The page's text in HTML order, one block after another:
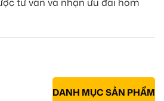
DANH MỤC SẢN PHẨM